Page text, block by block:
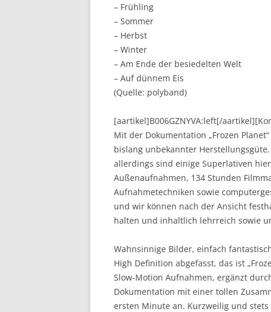
– Frühling
– Sommer
– Herbst
– Winter
– Am Ende der besiedelten Welt
– Auf dünnem Eis
(Quelle: polyband)
[aartikel]B006GZNYVA:left[/
Mit der Dokumentation „Frozen
bislang unbekannter
allerdings sind einige Superlativen
Außenaufnahmen, 134 Stunden
Aufnahmetechniken sowie
und wir können nach der Ansicht
halten und inhaltlich lehrreich sowie
Wahnsinnige Bilder, einfach
High Definition abgefasst, das ist
Slow-Motion Aufnahmen, ergänzt
Dokumentation mit einer tollen
ersten Minute an. Kurzweilig und